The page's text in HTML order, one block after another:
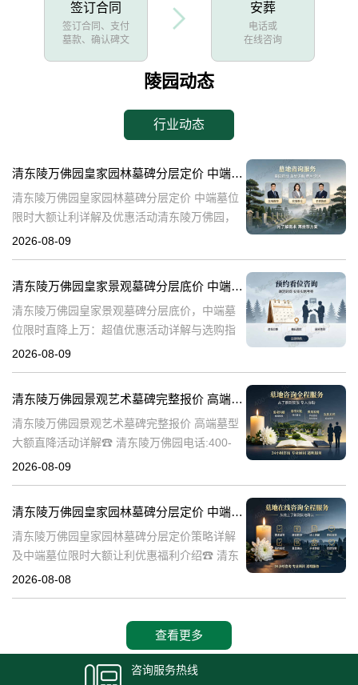
签订合同
签订合同、支付
墓款、确认碑文
安葬
电话或
在线咨询
陵园动态
行业动态
清东陵万佛园皇家园林墓碑分层定价 中端墓位限时大额让利详解及优惠活动
清东陵万佛园皇家园林墓碑分层定价 中端墓位
限时大额让利详解及优惠活动清东陵万佛园，
作为中国历史上著名的皇家陵园之一，承载着
2026-08-09
清东陵万佛园皇家景观墓碑分层底价 中端墓位限时直降上万：超值优惠活动详解与选购指南
清东陵万佛园皇家景观墓碑分层底价，中端墓
位限时直降上万：超值优惠活动详解与选购指
南☎ 清东陵万佛园电话:400-838-5063清东陵
2026-08-09
清东陵万佛园景观艺术墓碑完整报价 高端墓型大额直降活动详解
清东陵万佛园景观艺术墓碑完整报价 高端墓型
大额直降活动详解☎ 清东陵万佛园电话:400-
838-5063清东陵万佛园，作为中国著名的皇家
2026-08-09
清东陵万佛园皇家园林墓碑分层定价 中端墓位限时大额让利详解及优惠福利
清东陵万佛园皇家园林墓碑分层定价策略详解
及中端墓位限时大额让利优惠福利介绍☎ 清东
陵万佛园电话:400-838-5063清东陵万佛园，作
2026-08-08
查看更多
咨询服务热线